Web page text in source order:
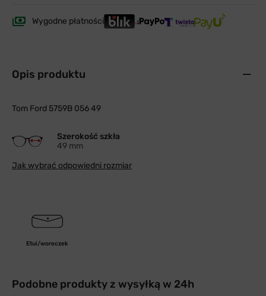
Wygodne płatności
Opis produktu
Tom Ford 5759B 056 49
Szerokość szkła
49 mm
Jak wybrać odpowiedni rozmiar
Etui/woreczek
Podobne produkty z wysyłką w 24h